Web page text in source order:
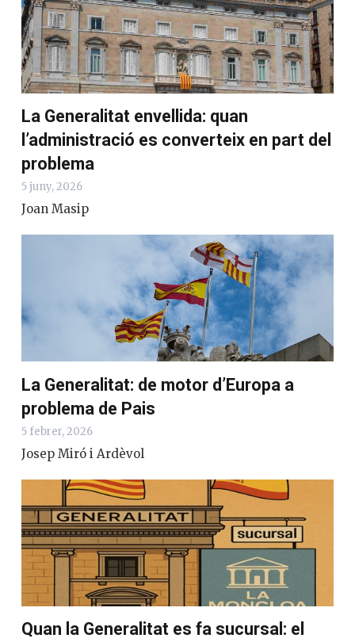
La Generalitat envellida: quan
l’administració es converteix en part del
problema
5 juny, 2026
Joan Masip
La Generalitat: de motor d’Europa a
problema de Pais
5 febrer, 2026
Josep Miró i Ardèvol
Quan la Generalitat es fa sucursal: el